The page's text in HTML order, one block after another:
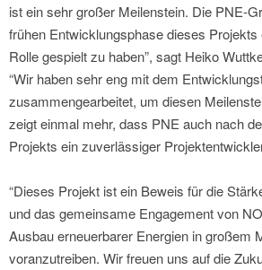
ist ein sehr großer Meilenstein. Die PNE-
frühen Entwicklungsphase dieses Projekts
Rolle gespielt zu haben”, sagt Heiko
“Wir haben sehr eng mit dem
zusammengearbeitet, um diesen
zeigt einmal mehr, dass PNE auch nach
Projekts ein zuverlässiger
“Dieses Projekt ist ein Beweis für die
und das gemeinsame Engagement von
Ausbau erneuerbarer Energien in großem
voranzutreiben. Wir freuen uns auf die